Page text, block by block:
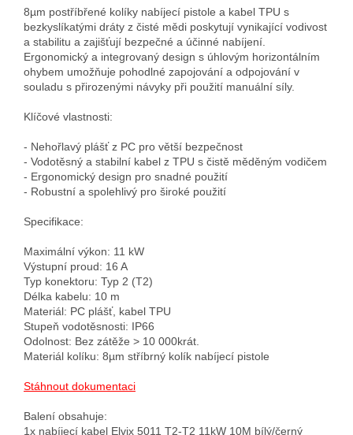
8µm postříbřené kolíky nabíjecí pistole a kabel TPU s
bezkyslíkatými dráty z čisté mědi poskytují vynikající vodivost
a stabilitu a zajišťují bezpečné a účinné nabíjení.
Ergonomický a integrovaný design s úhlovým horizontálním
ohybem umožňuje pohodlné zapojování a odpojování v
souladu s přirozenými návyky při použití manuální síly.
Klíčové vlastnosti:
- Nehořlavý plášť z PC pro větší bezpečnost
- Vodotěsný a stabilní kabel z TPU s čistě měděným vodičem
- Ergonomický design pro snadné použití
- Robustní a spolehlivý pro široké použití
Specifikace:
Maximální výkon: 11 kW
Výstupní proud: 16 A
Typ konektoru: Typ 2 (T2)
Délka kabelu: 10 m
Materiál: PC plášť, kabel TPU
Stupeň vodotěsnosti: IP66
Odolnost: Bez zátěže > 10 000krát.
Materiál kolíku: 8µm stříbrný kolík nabíjecí pistole
Stáhnout dokumentaci
Balení obsahuje: